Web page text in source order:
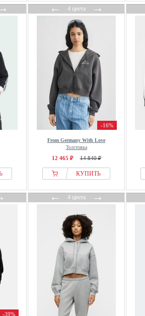
←4 цвета→
-16%
From Germany With Love
Толстовка
12 465 ₽ 14 840 ₽
КУПИТЬ
-39%
←4 цвета→